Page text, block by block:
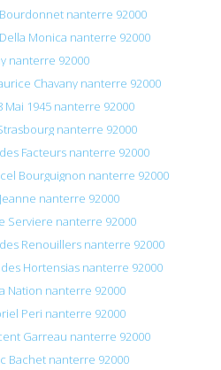
nanterre 92000
Monica nanterre 92000
nanterre 92000
Chavany nanterre 92000
1945 nanterre 92000
nanterre 92000
Facteurs nanterre 92000
Bourguignon nanterre 92000
nanterre 92000
Serviere nanterre 92000
Renouillers nanterre 92000
Hortensias nanterre 92000
Nation nanterre 92000
Peri nanterre 92000
Garreau nanterre 92000
Bachet nanterre 92000